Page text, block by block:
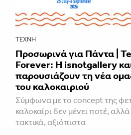
ΤΈΧΝΗ
Προσωρινά για Πάντα |
Forever: Η isnotgallery
παρουσιάζουν τη νέα
του καλοκαιριού
Σύμφωνα με το concept της
καλοκαίρι δεν μένει ποτέ,
τακτικά, αξιόπιστα